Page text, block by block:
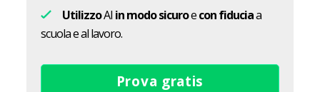
UtilizzoAI in modo sicuroecon fiduciaa
scuola e al lavoro.
Prova gratis